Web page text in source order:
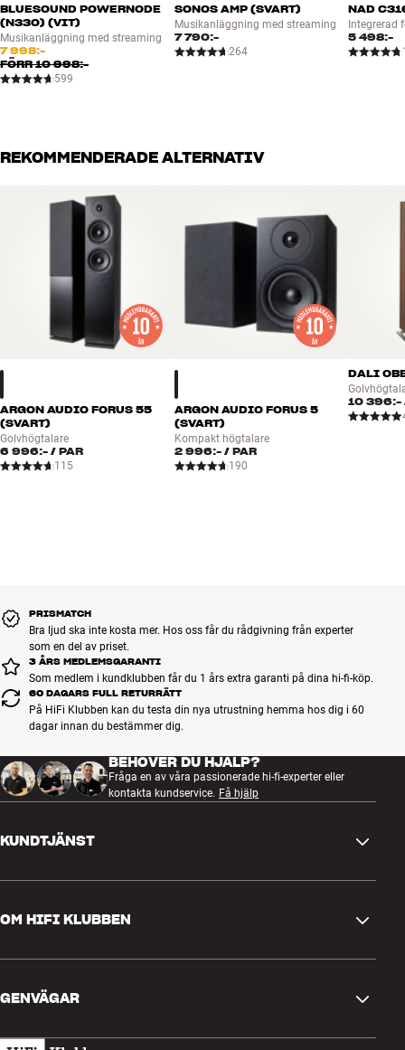
BLUESOUND POWERNODE
(N330) (VIT)
Musikanläggning med streaming
7 998:-
FÖRR10 998:-
599
SONOS AMP (SVART)
Musikanläggning med streaming
7 790:-
264
NAD
Integrerad
5 498:-
REKOMMENDERADE ALTERNATIV
ARGON AUDIO FORUS 55
(SVART)
Golvhögtalare
6 996:- / PAR
115
ARGON AUDIO FORUS 5
(SVART)
Kompakt högtalare
2 996:-/ PAR
190
DALI
10 396:-
PRISMATCH
Bra ljud ska inte kosta mer. Hos oss får du rådgivning från experter
som en del av priset.
3 ÅRS MEDLEMSGARANTI
Som medlem i kundklubben får du 1 års extra garanti på dina hi-fi-köp.
60 DAGARS FULL RETURRÄTT
På HiFi Klubben kan du testa din nya utrustning hemma hos dig i 60
dagar innan du bestämmer dig.
BEHÖVER DU HJÄLP?
Fråga en av våra passionerade hi-fi-experter eller
kontakta kundservice. Få hjälp
KUNDTJÄNST
Retur och reklamation
Ångra beställning
OM HIFI KLUBBEN
Kundklubb
GENVÄGAR